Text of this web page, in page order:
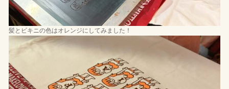
髪とビキニの色はオレンジにしてみました！